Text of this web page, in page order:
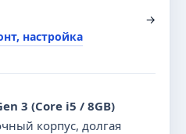
→
настройка
3 (Core i5 / 8GB)
корпус, долгая